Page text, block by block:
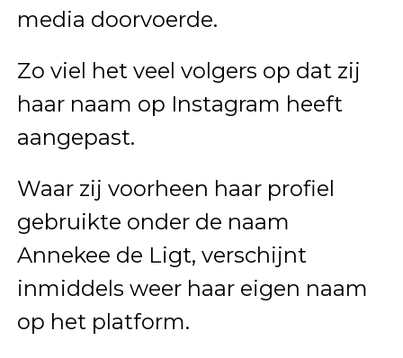
media doorvoerde.
Zo viel het veel volgers op dat zij
haar naam op Instagram heeft
aangepast.
Waar zij voorheen haar profiel
gebruikte onder de naam
Annekee de Ligt, verschijnt
inmiddels weer haar eigen naam
op het platform.